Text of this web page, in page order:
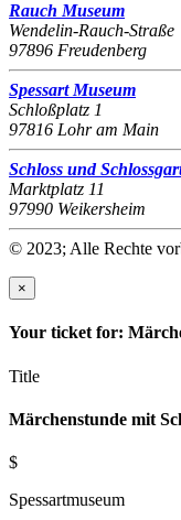
Rauch Museum
Wendelin-Rauch-Straße
97896 Freudenberg
Spessart Museum
Schloßplatz 1
97816 Lohr am Main
Schloss und
Marktplatz 11
97990 Weikersheim
© 2023; Alle Rechte
×
Your ticket for:
Title
Märchenstunde mit
$
Spessartmuseum